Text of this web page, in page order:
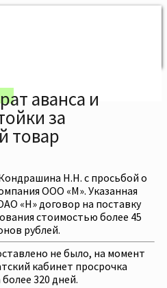
аванса и
за
товар
Н.Н. с просьбой о
ООО «М». Указанная
«Н» договор на поставку
стоимостью более 45
рублей.
не было, на момент
кабинет просрочка
320 дней.